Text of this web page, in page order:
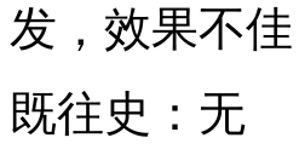
发，效果不
既往史：无